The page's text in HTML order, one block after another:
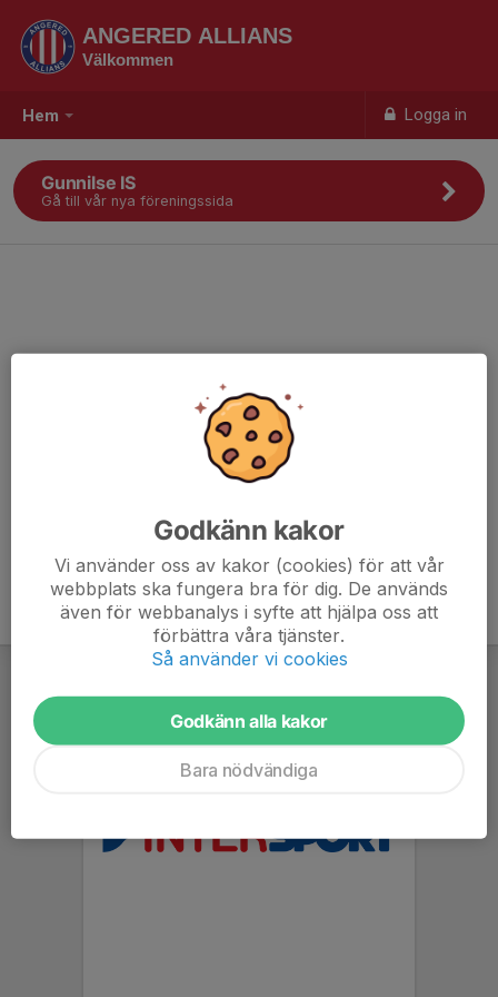
Hem Logga in
ANGERED ALLIANS
Välkommen
Gunnilse IS
Gå till vår nya föreningssida
Godkänn kakor
Vi använder oss av kakor (cookies) för att vår
webbplats ska fungera bra för dig. De används
även för webbanalys i syfte att hjälpa oss att
förbättra våra tjänster.
Så använder vi cookies
Godkänn alla kakor
Bara nödvändiga